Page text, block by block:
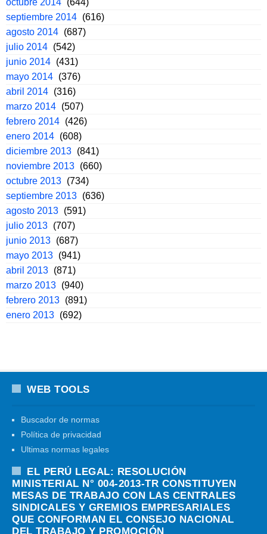
octubre 2014 (644)
septiembre 2014 (616)
agosto 2014 (687)
julio 2014 (542)
junio 2014 (431)
mayo 2014 (376)
abril 2014 (316)
marzo 2014 (507)
febrero 2014 (426)
enero 2014 (608)
diciembre 2013 (841)
noviembre 2013 (660)
octubre 2013 (734)
septiembre 2013 (636)
agosto 2013 (591)
julio 2013 (707)
junio 2013 (687)
mayo 2013 (941)
abril 2013 (871)
marzo 2013 (940)
febrero 2013 (891)
enero 2013 (692)
WEB TOOLS
Buscador de normas
Política de privacidad
Ultimas normas legales
EL PERÚ LEGAL: RESOLUCIÓN
MINISTERIAL N° 004-2013-TR CONSTITUYEN
MESAS DE TRABAJO CON LAS CENTRALES
SINDICALES Y GREMIOS EMPRESARIALES
QUE CONFORMAN EL CONSEJO NACIONAL
DEL TRABAJO Y PROMOCIÓN